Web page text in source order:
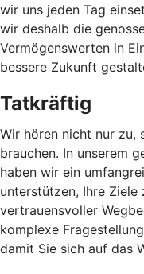
wir uns jeden Tag
wir deshalb die
Vermögenswerten in
bessere Zukunft
Tatkräftig
Wir hören nicht nur zu,
brauchen. In unserem
haben wir ein
unterstützen, Ihre
vertrauensvoller
komplexe
damit Sie sich auf das